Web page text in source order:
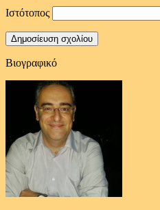
Ιστότοπος
Βιογραφικό